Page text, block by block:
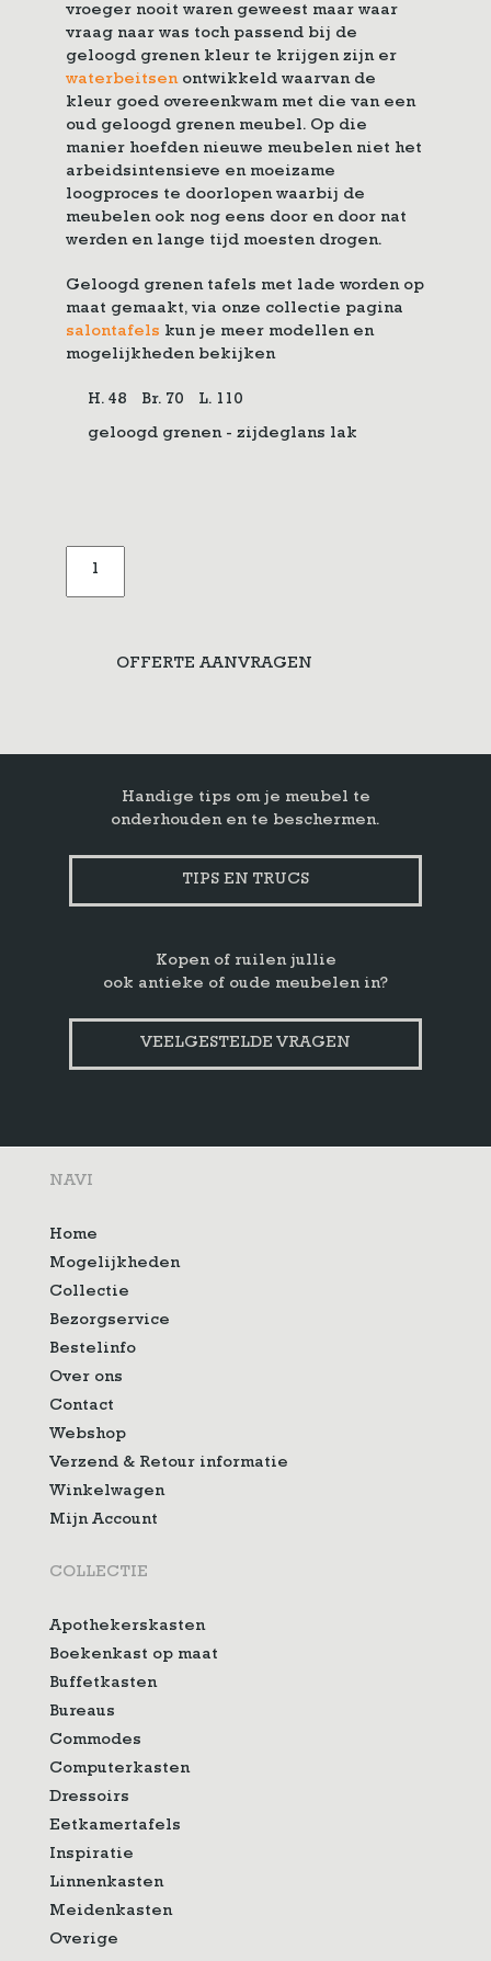
vroeger nooit waren geweest maar waar
vraag naar was toch passend bij de
geloogd grenen kleur te krijgen zijn er
waterbeitsenontwikkeld waarvan de
kleur goed overeenkwam met die van een
oud geloogd grenen meubel. Op die
manier hoefden nieuwe meubelen niet het
arbeidsintensieve en moeizame
loogproces te doorlopen waarbij de
meubelen ook nog eens door en door nat
werden en lange tijd moesten drogen.
Geloogd grenen tafels met lade worden op
maat gemaakt, via onze collectie pagina
salontafels kun je meer modellen en
mogelijkheden bekijken
H. 48 Br. 70 L. 110
geloogd grenen - zijdeglans lak
grenen
salontafel
OFFERTE AANVRAGEN
Handige tips om je meubel te
onderhouden en te beschermen.
TIPS EN TRUCS
Kopen of ruilen jullie
ook antieke of oude meubelen in?
VEELGESTELDE VRAGEN
NAVI
Home
Mogelijkheden
Collectie
Bezorgservice
Bestelinfo
Over ons
Contact
Webshop
Verzend & Retour informatie
Winkelwagen
Mijn Account
COLLECTIE
Apothekerskasten
Boekenkast op maat
Buffetkasten
Bureaus
Commodes
Computerkasten
Dressoirs
Eetkamertafels
Inspiratie
Linnenkasten
Meidenkasten
Overige